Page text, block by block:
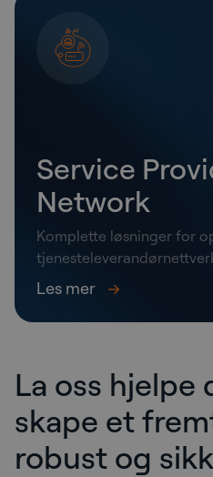
Service
Network
Komplette løsninger for
Les mer
La oss hjelpe
skape et
robust og